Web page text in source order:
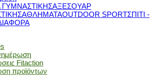
ΑΞΕΣΟΥΑΡ
ΑΘΛΗΜΑΤΑOUTDOOR SPORTΣΠΙΤΙ -
Fitaction
προϊόντων